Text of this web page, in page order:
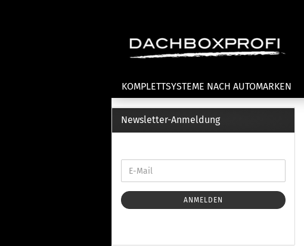
KOMPLETTSYSTEME NACH AUTOMARKEN
Heckklappenfahrradträger
Anhängekupplungsträger
E-Bike Fahrradträger
Thule
Clamp
Thule Kits
Newsletter-Anmeldung
ANMELDEN